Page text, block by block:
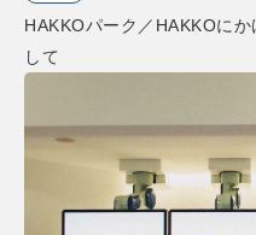
HAKKOパーク／HAKKOに
して